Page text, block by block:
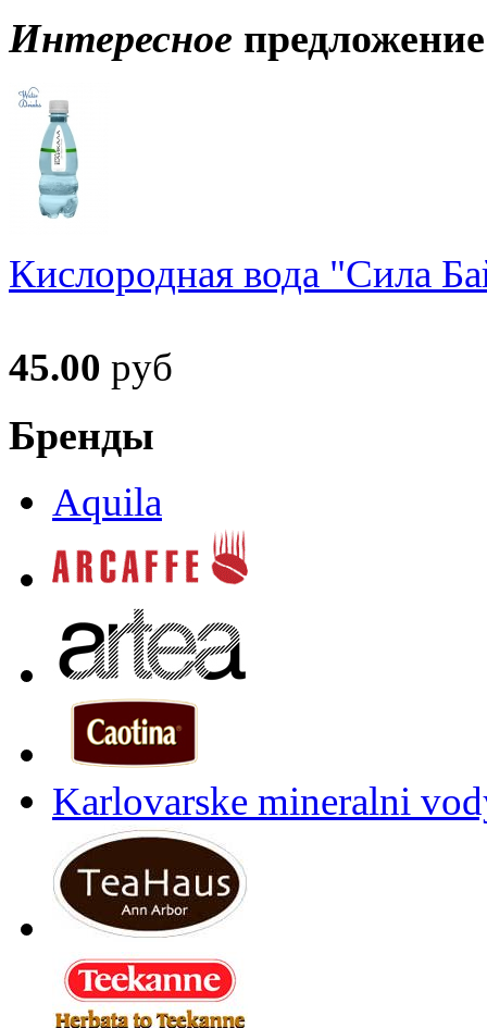
Интересное предложение
Кислородная вода "Сила
45.00 руб
Бренды
Aquila
Karlovarske mineralni